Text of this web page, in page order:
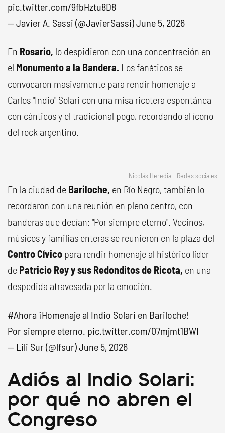
pic.twitter.com/9fbHztu8D8
— Javier A. Sassi (@JavierSassi)June 5, 2026
En Rosario, lo despidieron con una concentración en
el Monumento a la Bandera. Los fanáticos se
convocaron masivamente para rendir homenaje a
Carlos "Indio" Solari con una misa ricotera espontánea
con cánticos y el tradicional pogo, recordando al ícono
del rock argentino.
Nicolás Heredia - Redes sociales
En la ciudad de Bariloche, en Río Negro, también lo
recordaron con una reunión en pleno centro, con
banderas que decían: "Por siempre eterno". Vecinos,
músicos y familias enteras se reunieron en la plaza del
Centro Cívico para rendir homenaje al histórico líder
de Patricio Rey y sus Redonditos de Ricota, en una
despedida atravesada por la emoción.
#Ahora ¡Homenaje al Indio Solari en Bariloche!
Por siempre eterno. pic.twitter.com/07mjmt1BWI
— Lili Sur (@lfsur)June 5, 2026
Adiós al Indio Solari:
por qué no abren el
Congreso